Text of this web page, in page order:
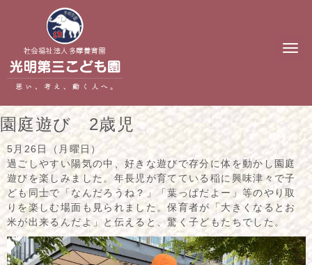
N
t
園庭遊び 2歳児
5月26日（月曜日）
過ごしやすい陽気の中、好きな遊びで存分に体を動かし園庭
遊びを楽しみました。年長児が育てている稲に興味津々で子
ども同士で「なんだろうね？」「葉っぱだよー」等のやり取
りを楽しむ場面も見られました。保育者が「大きくなるとお
米が出来るんだよ」と伝えると、驚く子どもたちでした。